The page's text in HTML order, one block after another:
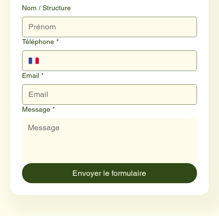
Nom / Structure
Téléphone *
Email *
Message *
Envoyer le formulaire